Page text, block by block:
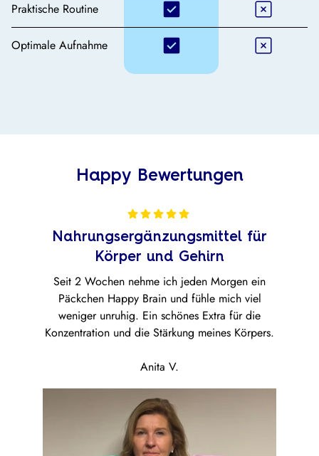
Praktische Routine
Optimale Aufnahme
Happy Bewertungen
Nahrungsergänzungsmittel für
Körper und Gehirn
Seit 2 Wochen nehme ich jeden Morgen ein
Päckchen Happy Brain und fühle mich viel
weniger unruhig. Ein schönes Extra für die
Konzentration und die Stärkung meines Körpers.
Anita V.